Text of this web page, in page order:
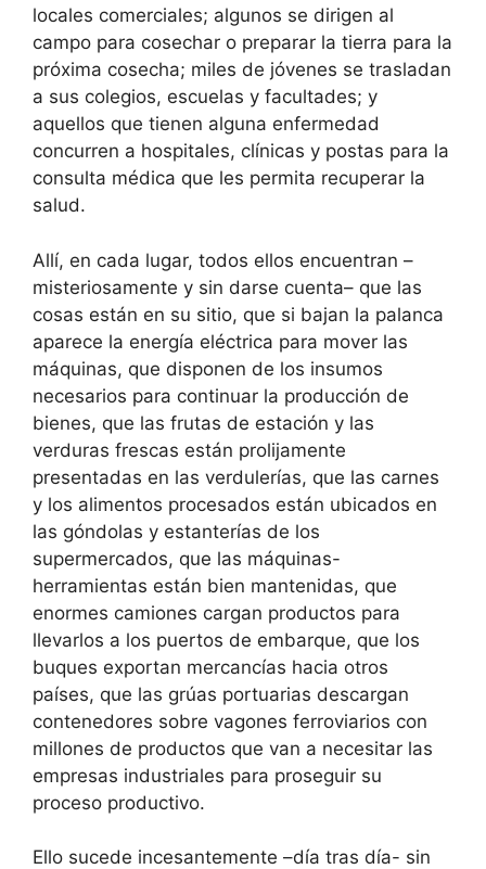
locales comerciales; algunos se dirigen al
campo para cosechar o preparar la tierra para la
próxima cosecha; miles de jóvenes se trasladan
a sus colegios, escuelas y facultades; y
aquellos que tienen alguna enfermedad
concurren a hospitales, clínicas y postas para la
consulta médica que les permita recuperar la
salud.
Allí, en cada lugar, todos ellos encuentran –
misteriosamente y sin darse cuenta– que las
cosas están en su sitio, que si bajan la palanca
aparece la energía eléctrica para mover las
máquinas, que disponen de los insumos
necesarios para continuar la producción de
bienes, que las frutas de estación y las
verduras frescas están prolijamente
presentadas en las verdulerías, que las carnes
y los alimentos procesados están ubicados en
las góndolas y estanterías de los
supermercados, que las máquinas-
herramientas están bien mantenidas, que
enormes camiones cargan productos para
llevarlos a los puertos de embarque, que los
buques exportan mercancías hacia otros
países, que las grúas portuarias descargan
contenedores sobre vagones ferroviarios con
millones de productos que van a necesitar las
empresas industriales para proseguir su
proceso productivo.
Ello sucede incesantemente –día tras día- sin